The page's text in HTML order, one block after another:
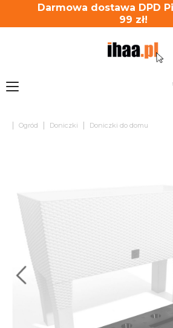
Darmowa dostawa DPD
99 zł!
| Ogród | Doniczki | Doniczki do domu